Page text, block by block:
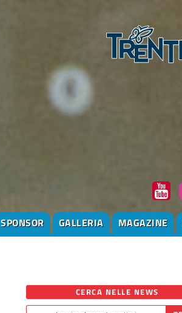
SPONSOR GALLERIA MAGAZINE
CERCA NELLE NEWS